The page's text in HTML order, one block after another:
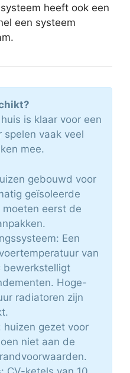
heeft ook een
een systeem
is klaar voor een
spelen vaak veel
mee.
gebouwd voor
geïsoleerde
moeten eerst de
Een
van
bewerkstelligt
Hoge-
radiatoren zijn
huizen gezet voor
niet aan de